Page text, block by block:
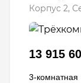
Корпус 2,
13 915
3-комнатная